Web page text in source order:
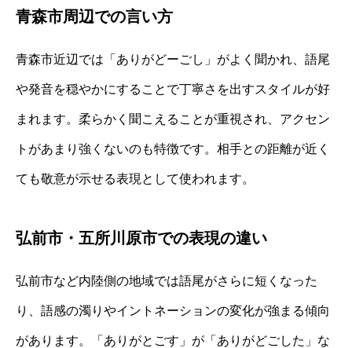
青森市周辺での言い方
青森市近辺では「ありがどーごし」がよく聞かれ、語尾
や発音を穏やかにすることで丁寧さを出すスタイルが好
まれます。柔らかく聞こえることが重視され、アクセン
トがあまり強くないのも特徴です。相手との距離が近く
ても敬意が示せる表現として使われます。
弘前市・五所川原市での表現の違い
弘前市など内陸側の地域では語尾がさらに短くなった
り、語感の濁りやイントネーションの変化が強まる傾向
があります。「ありがとごす」が「ありがどごした」な